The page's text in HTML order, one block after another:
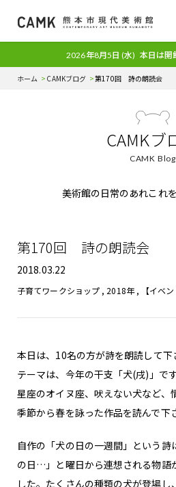
2026年8月5日 (水) 本日は開
ホーム CAMKブログ 第170回 詩の朗読会
CAMKブ
CAMK Blog
美術館の日常のあれこれ
第170回 詩の朗読会
2018.03.22
子育てワークショップ , 2018年, 【イベ
本日は、10名の方が詩を朗読して下
テーマは、今年の干支「犬(戌)」です
星座のオイヌ座、吠えない犬など、
季節から春を詠った作品を読んで下
自作の「犬の日の一週間」という
の日…」と曜日から連想される物語
した。たくさんの種類の犬が登場